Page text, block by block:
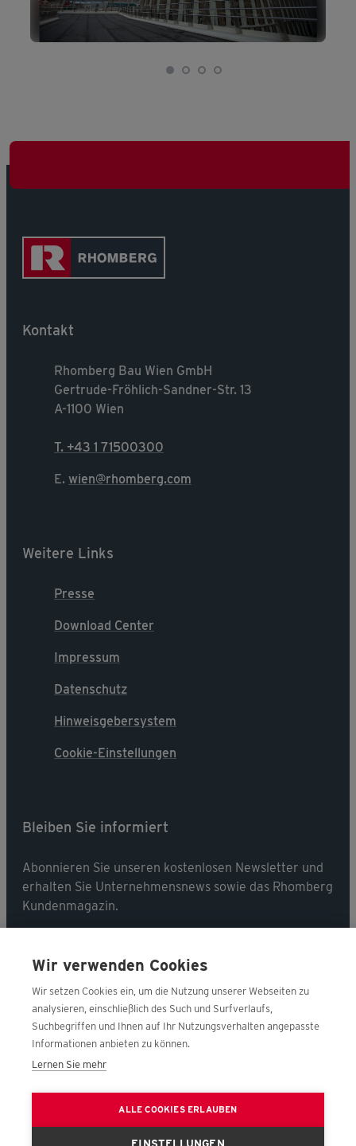
Kontakt
Rhomberg Bau Wien GmbH
Gertrude-Fröhlich-Sandner-Str. 13
A-1100 Wien
T. +43 1 71500300
E. wien@rhomberg.com
Weitere Links
Presse
Download Center
Impressum
Datenschutz
Hinweisgebersystem
Cookie-Einstellungen
Bleiben Sie informiert
Abonnieren Sie unseren kostenlosen Newsletter und
erhalten Sie Unternehmensnews sowie das Rhomberg
Kundenmagazin.
Jetzt abonnieren
Folgen Sie uns
Wir verwenden Cookies
Wir setzen Cookies ein, um die Nutzung unserer Webseiten zu
analysieren, einschließlich des Such und Surfverlaufs,
Suchbegriffen und Ihnen auf Ihr Nutzungsverhalten angepasste
Informationen anbieten zu können.
Lernen Sie mehr
ALLE COOKIES ERLAUBEN